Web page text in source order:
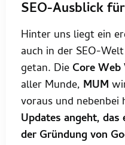
SEO-Ausblick
Hinter uns liegt ein
auch in der SEO-
getan. Die Core
aller Munde, MUM
voraus und
Updates angeht,
der Gründung von